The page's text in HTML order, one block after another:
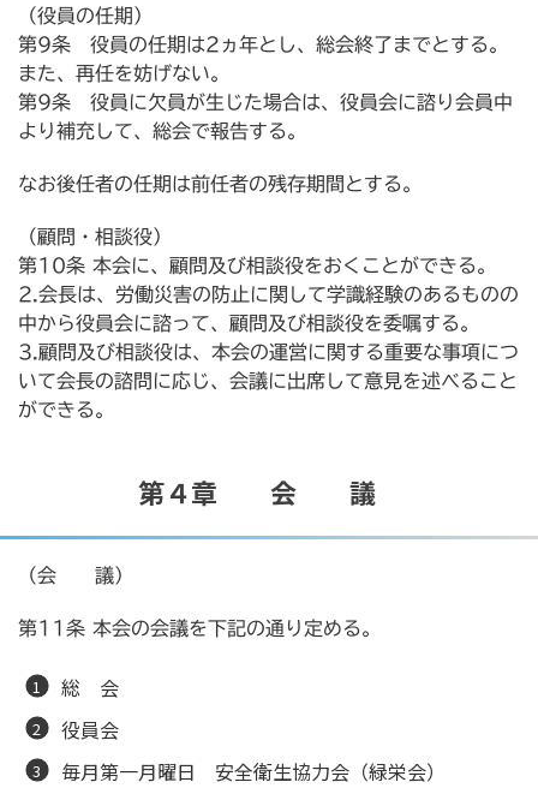
（役員の任期）
第9条 役員の任期は2ヵ年とし、総会終了までとする。
また、再任を妨げない。
第9条 役員に欠員が生じた場合は、役員会に諮り会員中
より補充して、総会で報告する。
なお後任者の任期は前任者の残存期間とする。
（顧問・相談役）
第10条 本会に、顧問及び相談役をおくことができる。
2.会長は、労働災害の防止に関して学識経験のあるものの
中から役員会に諮って、顧問及び相談役を委嘱する。
3.顧問及び相談役は、本会の運営に関する重要な事項につ
いて会長の諮問に応じ、会議に出席して意見を述べること
ができる。
第４章 会 議
（会 議）
第11条 本会の会議を下記の通り定める。
総 会
役員会
毎月第一月曜日 安全衛生協力会（緑栄会）